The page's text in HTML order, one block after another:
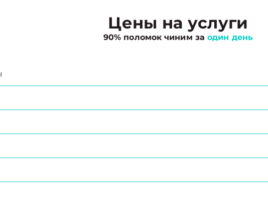
Цены на услуги
90% поломок чиним заодин день